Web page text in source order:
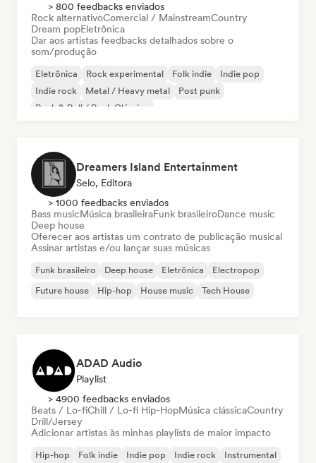
> 800 feedbacks enviados
Rock alternativoComercial / MainstreamCountry
Dream popEletrônica
Dar aos artistas feedbacks detalhados sobre o
som/produção
Eletrônica Rock experimental Folk indie
Indie pop
Indie rock
Metal / Heavy metal
Post punk
Rock & Roll / Rock Clássico
Dreamers Island Entertainment
Selo, Editora
> 1000 feedbacks enviados
Bass musicMúsica brasileiraFunk brasileiroDance music
Deep house
Oferecer aos artistas um contrato de publicação musical
Assinar artistas e/ou lançar suas músicas
Funk brasileiro Deep house Eletrônica
Electropop
Future house
Hip-hop House music Tech House
ADAD Audio
Playlist
> 4900 feedbacks enviados
Beats / Lo-fiChill / Lo-fi Hip-HopMúsica clássicaCountry
Drill/Jersey
Adicionar artistas às minhas playlists de maior impacto
Hip-hop Folk indie Indie pop Indie rock
Instrumental